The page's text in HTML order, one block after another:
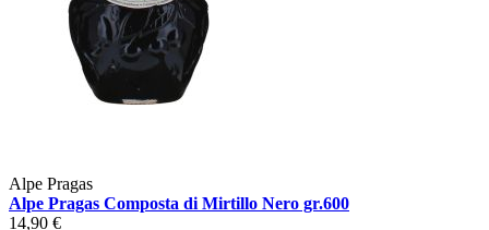
Alpe Pragas
Alpe Pragas Composta di Mirtillo Nero gr.600
14,90 €